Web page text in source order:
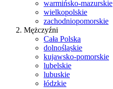
warmińsko-mazurskie
wielkopolskie
zachodniopomorskie
Mężczyźni
Cała Polska
dolnośląskie
kujawsko-pomorskie
lubelskie
lubuskie
łódzkie